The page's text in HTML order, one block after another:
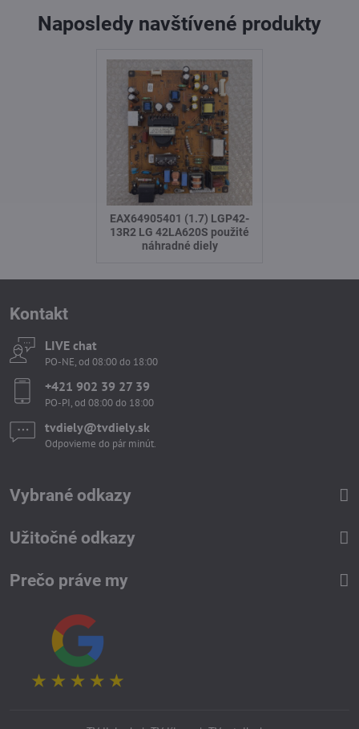
Naposledy navštívené produkty
EAX64905401 (1.7) LGP42-
13R2 LG 42LA620S použité
náhradné diely
Kontakt
LIVE chat
PO-NE, od 08:00 do 18:00
+421 902 39 27 39
PO-PI, od 08:00 do 18:00
tvdiely​​@tvdiely​​.sk
Odpovieme do pár minút.
Vybrané odkazy
Užitočné odkazy
Prečo práve my